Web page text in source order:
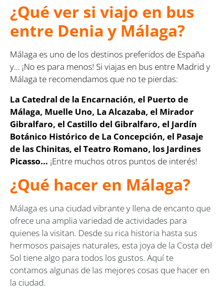
¿Qué ver si viajo en bus
entre Denia y Málaga?
Málaga es uno de los destinos preferidos de España
y... ¡No es para menos! Si viajas en bus entre Madrid y
Málaga te recomendamos que no te pierdas:
La Catedral de la Encarnación, el Puerto de
Málaga, Muelle Uno, La Alcazaba, el Mirador
Gibralfaro, el Castillo del Gibralfaro, el Jardín
Botánico Histórico de La Concepción, el Pasaje
de las Chinitas, el Teatro Romano, los Jardines
Picasso… ¡Entre muchos otros puntos de interés!
¿Qué hacer en Málaga?
Málaga es una ciudad vibrante y llena de encanto que
ofrece una amplia variedad de actividades para
quienes la visitan. Desde su rica historia hasta sus
hermosos paisajes naturales, esta joya de la Costa del
Sol tiene algo para todos los gustos. Aquí te
contamos algunas de las mejores cosas que hacer en
la ciudad.